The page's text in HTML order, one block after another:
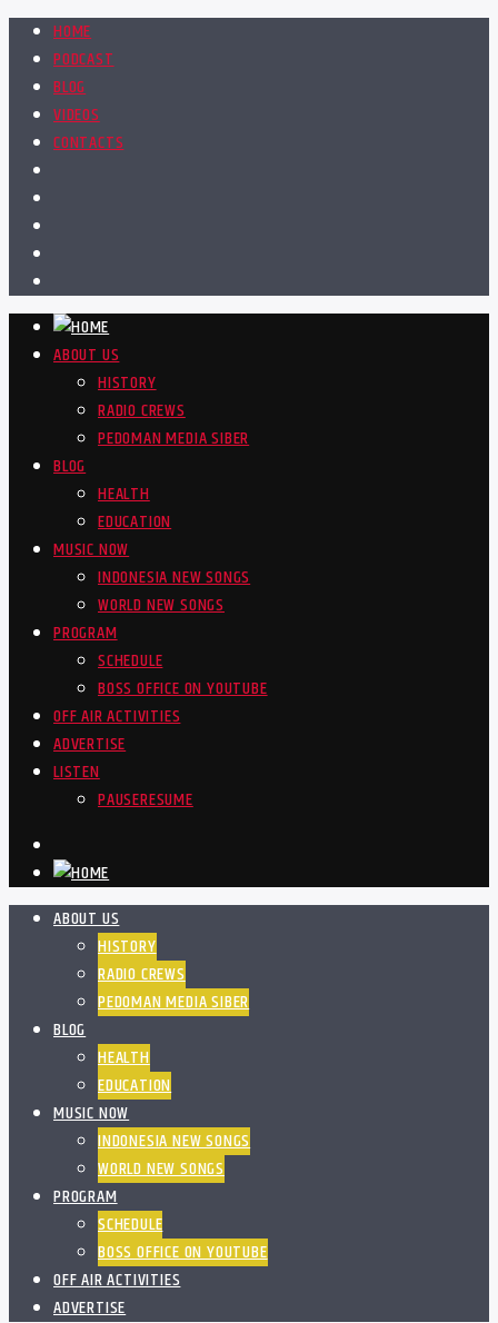
HOME
PODCAST
BLOG
VIDEOS
CONTACTS
ABOUT US
HISTORY
RADIO CREWS
PEDOMAN MEDIA SIBER
BLOG
HEALTH
EDUCATION
MUSIC NOW
INDONESIA NEW SONGS
WORLD NEW SONGS
PROGRAM
SCHEDULE
BOSS OFFICE ON YOUTUBE
OFF AIR ACTIVITIES
ADVERTISE
LISTEN
PAUSERESUME
ABOUT US
HISTORY
RADIO CREWS
PEDOMAN MEDIA SIBER
BLOG
HEALTH
EDUCATION
MUSIC NOW
INDONESIA NEW SONGS
WORLD NEW SONGS
PROGRAM
SCHEDULE
BOSS OFFICE ON YOUTUBE
OFF AIR ACTIVITIES
ADVERTISE